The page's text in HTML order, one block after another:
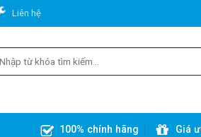
Liên hệ
100% chính hãng Giá